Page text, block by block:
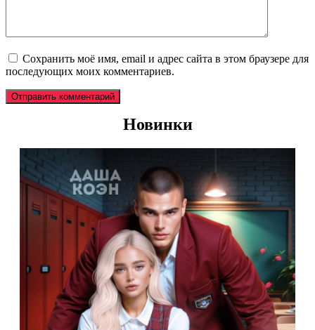
Сохранить моё имя, email и адрес сайта в этом браузере для
последующих моих комментариев.
Новинки